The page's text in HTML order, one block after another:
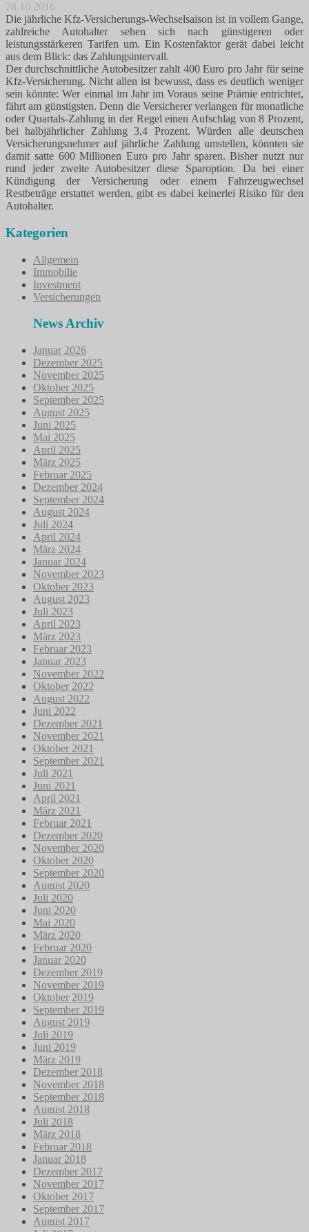
28.10.2016
Die jährliche Kfz-Versicherungs-Wechselsaison ist in vollem Gange,
zahlreiche Autohalter sehen sich nach günstigeren oder
leistungsstärkeren Tarifen um. Ein Kostenfaktor gerät dabei leicht
aus dem Blick: das Zahlungsintervall.
Der durchschnittliche Autobesitzer zahlt 400 Euro pro Jahr für seine
Kfz-Versicherung. Nicht allen ist bewusst, dass es deutlich weniger
sein könnte: Wer einmal im Jahr im Voraus seine Prämie entrichtet,
fährt am günstigsten. Denn die Versicherer verlangen für monatliche
oder Quartals-Zahlung in der Regel einen Aufschlag von 8 Prozent,
bei halbjährlicher Zahlung 3,4 Prozent. Würden alle deutschen
Versicherungsnehmer auf jährliche Zahlung umstellen, könnten sie
damit satte 600 Millionen Euro pro Jahr sparen. Bisher nutzt nur
rund jeder zweite Autobesitzer diese Sparoption. Da bei einer
Kündigung der Versicherung oder einem Fahrzeugwechsel
Restbeträge erstattet werden, gibt es dabei keinerlei Risiko für den
Autohalter.
Kategorien
Allgemein
Immobilie
Investment
Versicherungen
News Archiv
Januar 2026
Dezember 2025
November 2025
Oktober 2025
September 2025
August 2025
Juni 2025
Mai 2025
April 2025
März 2025
Februar 2025
Dezember 2024
September 2024
August 2024
Juli 2024
April 2024
März 2024
Januar 2024
November 2023
Oktober 2023
August 2023
Juli 2023
April 2023
März 2023
Februar 2023
Januar 2023
November 2022
Oktober 2022
August 2022
Juni 2022
Dezember 2021
November 2021
Oktober 2021
September 2021
Juli 2021
Juni 2021
April 2021
März 2021
Februar 2021
Dezember 2020
November 2020
Oktober 2020
September 2020
August 2020
Juli 2020
Juni 2020
Mai 2020
März 2020
Februar 2020
Januar 2020
Dezember 2019
November 2019
Oktober 2019
September 2019
August 2019
Juli 2019
Juni 2019
März 2019
Dezember 2018
November 2018
September 2018
August 2018
Juli 2018
März 2018
Februar 2018
Januar 2018
Dezember 2017
November 2017
Oktober 2017
September 2017
August 2017